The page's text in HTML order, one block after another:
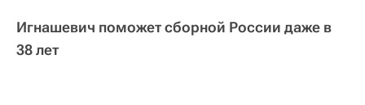
Игнашевич поможет сборной России даже в
38 лет